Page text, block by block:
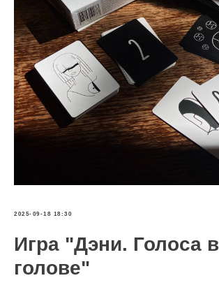
2025-09-18 18:30
Игра "Дэни. Голоса в
голове"